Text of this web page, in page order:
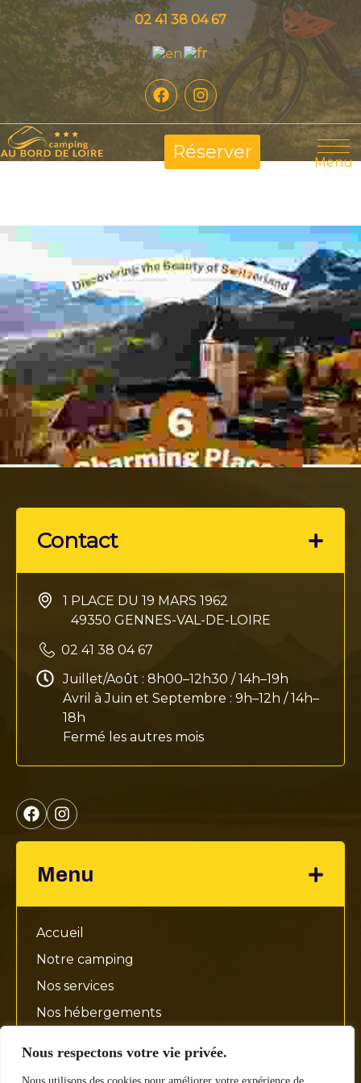
Nous respectons votre vie privée.
02 41 38 04 67
Réserver Menu
Contact
1 PLACE DU 19 MARS 1962
49350 GENNES-VAL-DE-LOIRE
02 41 38 04 67
Juillet/Août : 8h00–12h30 / 14h–19h
Avril à Juin et Septembre : 9h–12h / 14h–
18h
Fermé les autres mois
Menu
Accueil
Notre camping
Nos services
Nos hébergements